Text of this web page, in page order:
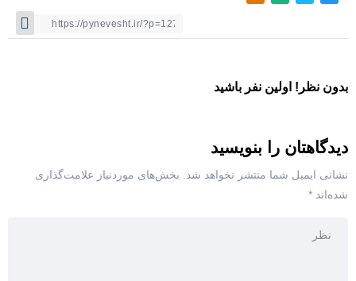
بدون نظر! اولین نفر باشید
دیدگاهتان را بنویسید
نشانی ایمیل شما منتشر نخواهد شد.
بخش‌های موردنیاز علامت‌گذاری
شده‌اند *